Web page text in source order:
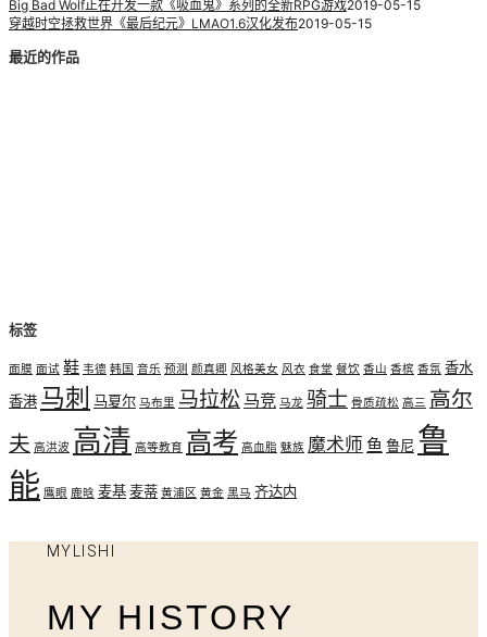
Big Bad Wolf正在开发一款《吸血鬼》系列的全新RPG游戏2019-05-15
穿越时空拯救世界《最后纪元》LMAO1.6汉化发布2019-05-15
最近的作品
标签
面膜 面试 鞋 韦德 韩国 音乐 预测 颜真卿 风格美女 风衣 食堂 餐饮 香山 香槟 香氛 香水
香港 马刺 马夏尔 马布里 马拉松 马竞 马龙 骑士 骨质疏松 高三 高尔
夫 高洪波 高清 高等教育 高考 高血脂 魅族 魔术师 鱼 鲁尼 鲁
能 鹰眼 鹿晗 麦基麦蒂 黄浦区 黄金 黑马 齐达内
MYLISHI
MY HISTORY